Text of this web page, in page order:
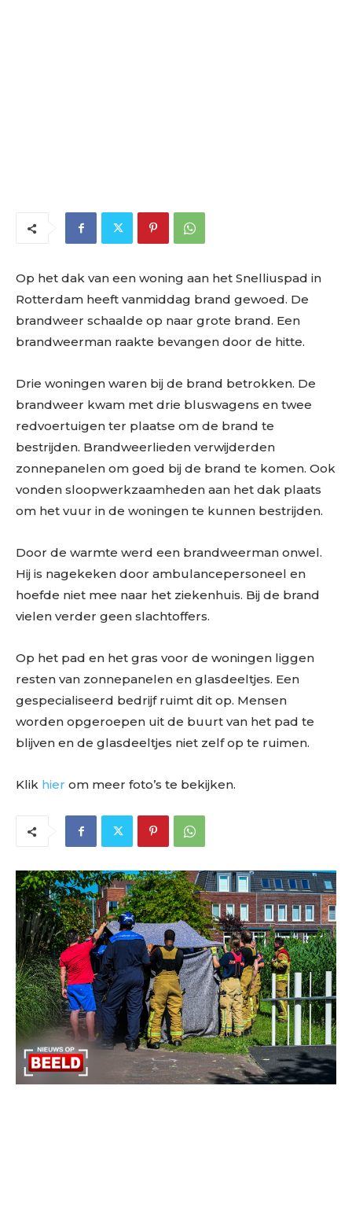
Op het dak van een woning aan het Snelliuspad in
Rotterdam heeft vanmiddag brand gewoed. De
brandweer schaalde op naar grote brand. Een
brandweerman raakte bevangen door de hitte.
Drie woningen waren bij de brand betrokken. De
brandweer kwam met drie bluswagens en twee
redvoertuigen ter plaatse om de brand te
bestrijden. Brandweerlieden verwijderden
zonnepanelen om goed bij de brand te komen. Ook
vonden sloopwerkzaamheden aan het dak plaats
om het vuur in de woningen te kunnen bestrijden.
Door de warmte werd een brandweerman onwel.
Hij is nagekeken door ambulancepersoneel en
hoefde niet mee naar het ziekenhuis. Bij de brand
vielen verder geen slachtoffers.
Op het pad en het gras voor de woningen liggen
resten van zonnepanelen en glasdeeltjes. Een
gespecialiseerd bedrijf ruimt dit op. Mensen
worden opgeroepen uit de buurt van het pad te
blijven en de glasdeeltjes niet zelf op te ruimen.
Klik hier om meer foto’s te bekijken.